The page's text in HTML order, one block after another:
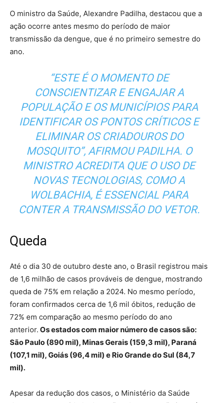
O ministro da Saúde, Alexandre Padilha, destacou que a
ação ocorre antes mesmo do período de maior
transmissão da dengue, que é no primeiro semestre do
ano.
“ESTE É O MOMENTO DE
CONSCIENTIZAR E ENGAJAR A
POPULAÇÃO E OS MUNICÍPIOS PARA
IDENTIFICAR OS PONTOS CRÍTICOS E
ELIMINAR OS CRIADOUROS DO
MOSQUITO”, AFIRMOU PADILHA. O
MINISTRO ACREDITA QUE O USO DE
NOVAS TECNOLOGIAS, COMO A
WOLBACHIA, É ESSENCIAL PARA
CONTER A TRANSMISSÃO DO VETOR.
Queda
Até o dia 30 de outubro deste ano, o Brasil registrou mais
de 1,6 milhão de casos prováveis de dengue, mostrando
queda de 75% em relação a 2024. No mesmo período,
foram confirmados cerca de 1,6 mil óbitos, redução de
72% em comparação ao mesmo período do ano
anterior. Os estados com maior número de casos são:
São Paulo (890 mil), Minas Gerais (159,3 mil), Paraná
(107,1 mil), Goiás (96,4 mil) e Rio Grande do Sul (84,7
mil).
Apesar da redução dos casos, o Ministério da Saúde